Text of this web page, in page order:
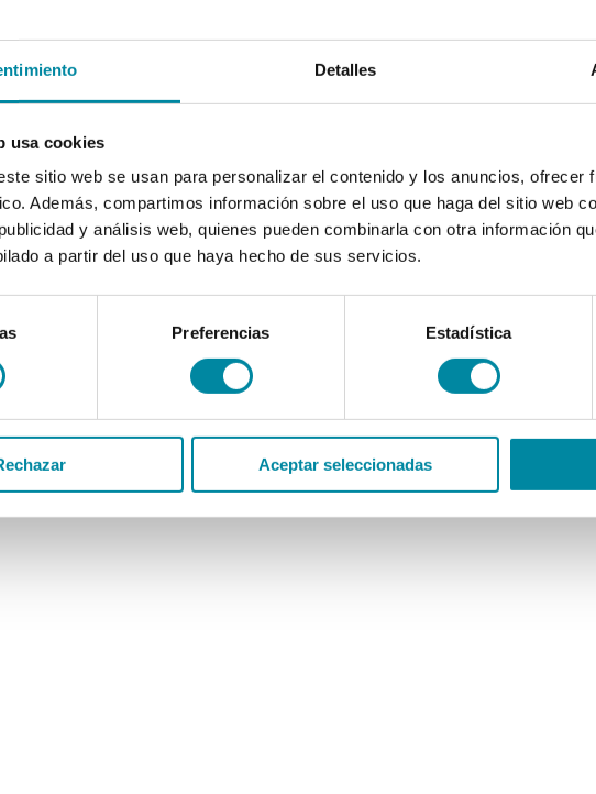
Detalles
usa cookies
sitio web se usan para personalizar el contenido y los anuncios, ofrecer
Además, compartimos información sobre el uso que haga del sitio web
y análisis web, quienes pueden combinarla con otra información
a partir del uso que haya hecho de sus servicios.
Preferencias Estadística
Aceptar seleccionadas